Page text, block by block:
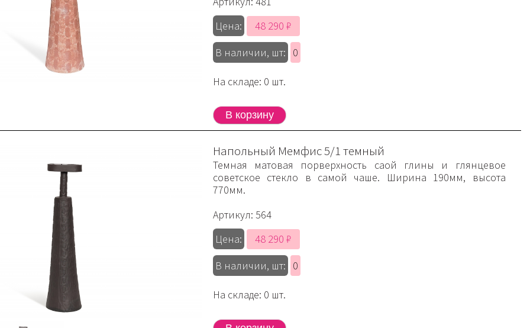
Цена:
48 290 ₽
В наличии, шт:
0
На складе: 0 шт.
Напольный Мемфис 5/1 темный
Темная матовая порверхность саой глины и глянцевое
советское стекло в самой чаше. Ширина 190мм, высота
770мм.
Артикул: 564
Цена:
48 290 ₽
В наличии, шт:
0
На складе: 0 шт.